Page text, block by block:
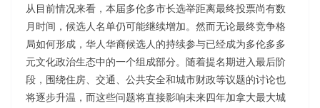
从目前情况来看，本届多伦多市长选举距离最终投票尚有数
月时间，候选人名单仍可能继续增加。然而无论最终竞争格
局如何形成，华人华裔候选人的持续参与已经成为多伦多多
元文化政治生态中的一个组成部分。随着提名期进入最后阶
段，围绕住房、交通、公共安全和城市财政等议题的讨论也
将逐步升温，而这些问题将直接影响未来四年加拿大最大城